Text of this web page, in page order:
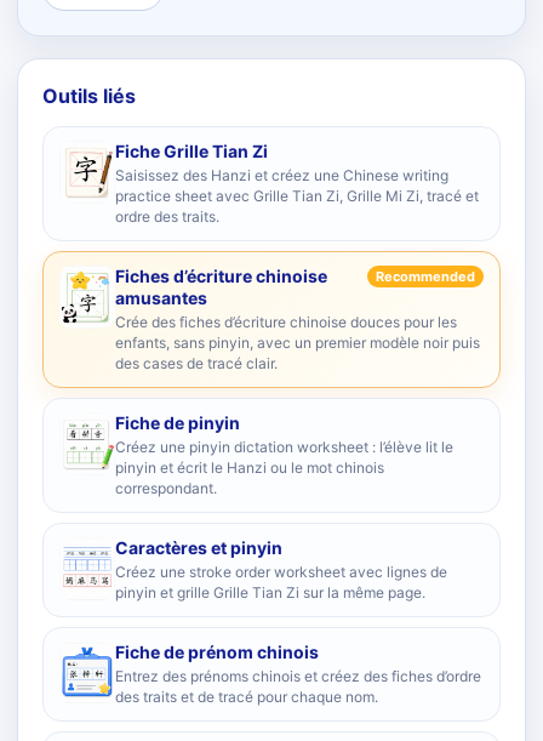
Outils liés
Fiche Grille Tian Zi
Saisissez des Hanzi et créez une Chinese writing
practice sheet avec Grille Tian Zi, Grille Mi Zi, tracé et
ordre des traits.
Fiches d’écriture chinoise
amusantes
Recommended
Crée des fiches d’écriture chinoise douces pour les
enfants, sans pinyin, avec un premier modèle noir puis
des cases de tracé clair.
Fiche de pinyin
Créez une pinyin dictation worksheet : l’élève lit le
pinyin et écrit le Hanzi ou le mot chinois
correspondant.
Caractères et pinyin
Créez une stroke order worksheet avec lignes de
pinyin et grille Grille Tian Zi sur la même page.
Fiche de prénom chinois
Entrez des prénoms chinois et créez des fiches d’ordre
des traits et de tracé pour chaque nom.